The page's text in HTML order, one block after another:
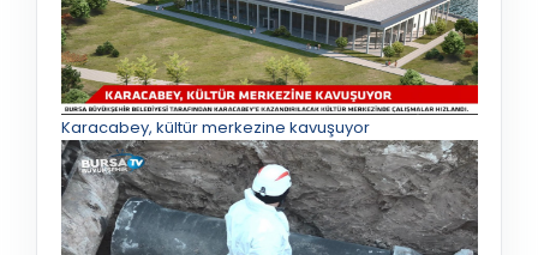
Karacabey, kültür merkezine kavuşuyor